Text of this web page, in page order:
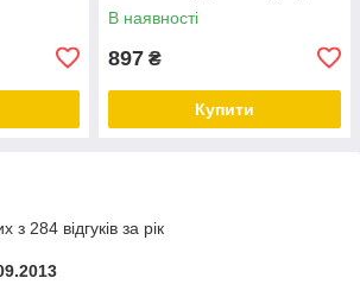
В наявності
897 ₴
Купити
з 284 відгуків за рік